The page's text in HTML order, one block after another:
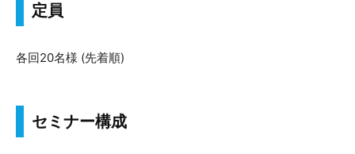
定員
各回20名様 (先着順)
セミナー構成